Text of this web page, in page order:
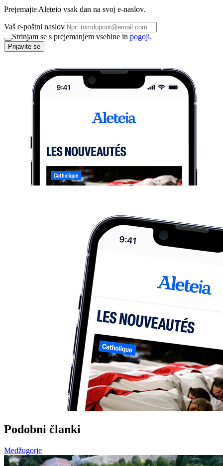
Prejemajte Aleteio vsak dan na svoj e-naslov.
Vaš e-poštni naslov
Strinjam se s prejemanjem vsebine in pogoji.
Prijavite se
Podobni članki
Medžugorje